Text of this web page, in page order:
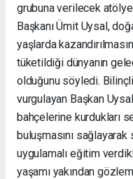
grubuna verilecek
Başkanı Ümit Uysal,
yaşlarda
tüketildiği dünyanın
olduğunu söyledi.
vurgulayan Başkan
bahçelerine kurdukları
buluşmasını
uygulamalı eğitim
yaşamı yakından